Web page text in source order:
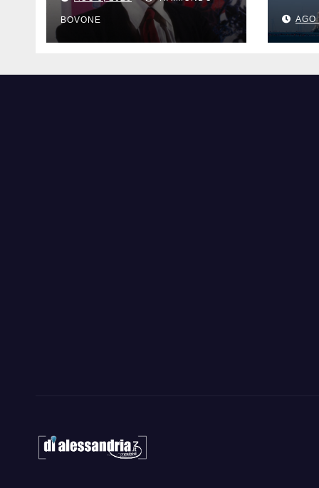
famosi, accadde
oggi
BOVONE AGO